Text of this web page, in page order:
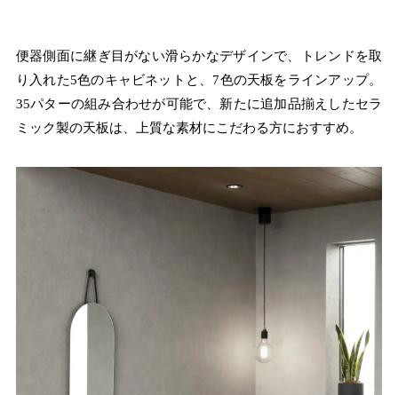
便器側面に継ぎ目がない滑らかなデザインで、トレンドを取
り入れた5色のキャビネットと、7色の天板をラインアップ。
35パターの組み合わせが可能で、新たに追加品揃えしたセラ
ミック製の天板は、上質な素材にこだわる方におすすめ。